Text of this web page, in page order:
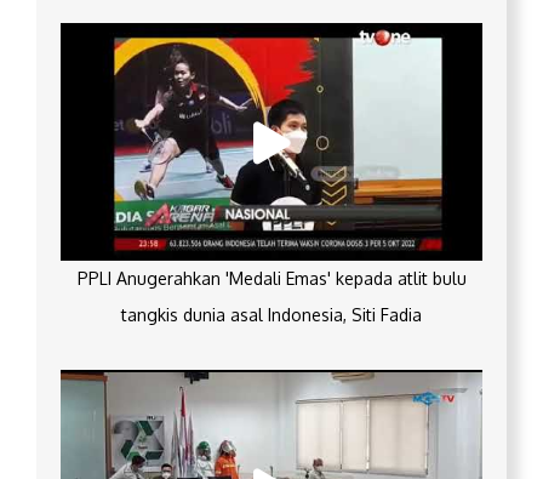
PPLI Anugerahkan 'Medali Emas' kepada atlit bulu
tangkis dunia asal Indonesia, Siti Fadia